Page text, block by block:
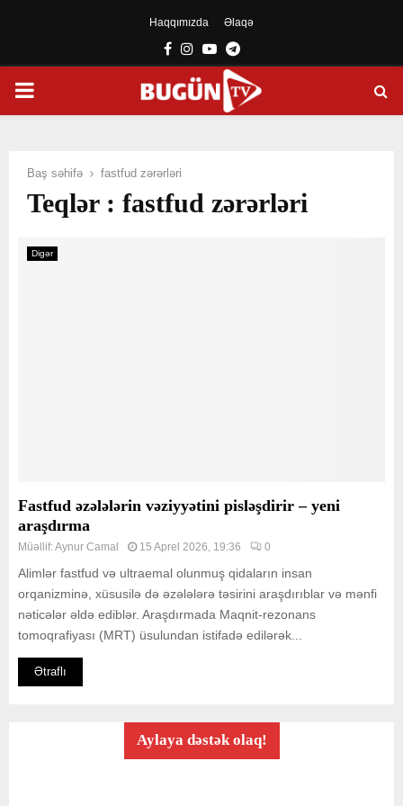
Haqqımızda Əlaqə
Facebook
Instagram
YoutubeTelegram
PRIMARY
Baş səhifə fastfud zərərləri
Teqlər : fastfud zərərləri
Digər
Fastfud əzələlərin vəziyyətini pisləşdirir – yeni
araşdırma
Müəllif:Aynur Camal 15 Aprel 2026, 19:36 0
Alimlər fastfud və ultraemal olunmuş qidaların insan
orqanizminə, xüsusilə də əzələlərə təsirini araşdırıblar və mənfi
nəticələr əldə ediblər. Araşdırmada Maqnit-rezonans
tomoqrafiyası (MRT) üsulundan istifadə edilərək...
Ətraflı
Aylaya dəstək olaq!